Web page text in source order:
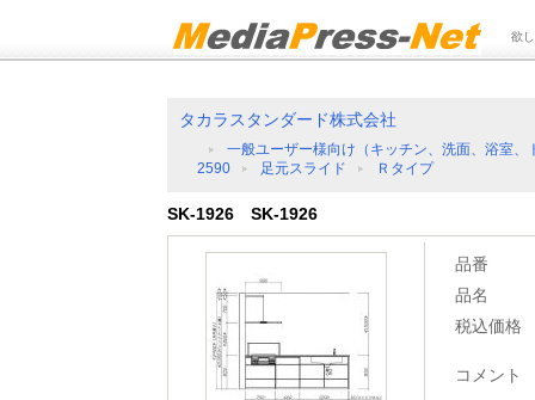
欲
タカラスタンダード株式会社
一般ユーザー様向け（キッチン、洗面、浴室、
2590
足元スライド Ｒタイプ
SK-1926 SK-1926
品番
品名
税込価格
コメント